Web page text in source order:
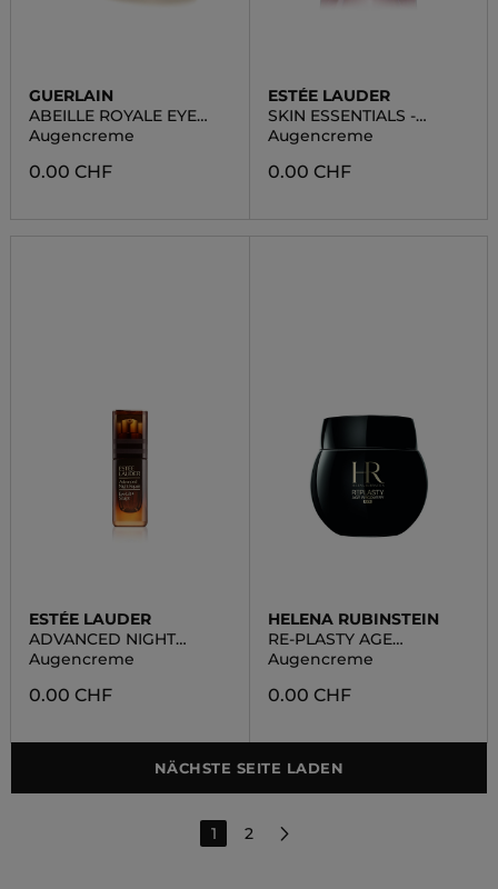
GUERLAIN
ABEILLE ROYALE EYE
CREAM
Augencreme
0.00 CHF
ESTÉE LAUDER
SKIN ESSENTIALS -
NOURISH
Augencreme
0.00 CHF
ESTÉE LAUDER
ADVANCED NIGHT
REPAIR EYE
Augencreme
0.00 CHF
HELENA RUBINSTEIN
RE-PLASTY AGE
RECOVERY EYE
Augencreme
0.00 CHF
NÄCHSTE SEITE LADEN
1 2